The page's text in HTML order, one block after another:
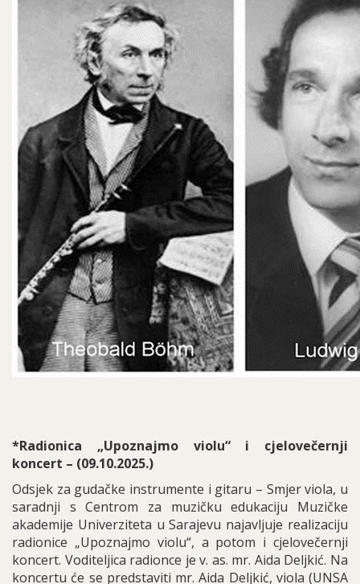
*Radionica „Upoznajmo violu“ i cjelovečernji
koncert – (09.10.2025.)
Odsjek za gudačke instrumente i gitaru – Smjer viola, u
saradnji s Centrom za muzičku edukaciju Muzičke
akademije Univerziteta u Sarajevu najavljuje realizaciju
radionice „Upoznajmo violu“, a potom i cjelovečernji
koncert. Voditeljica radionce je v. as. mr. Aida Deljkić. Na
koncertu će se predstaviti mr. Aida Deljkić, viola (UNSA